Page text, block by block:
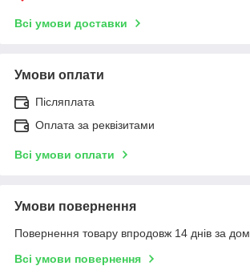
Всі умови доставки
Умови оплати
Післяплата
Оплата за реквізитами
Всі умови оплати
Умови повернення
Повернення товару впродовж 14 днів за
Всі умови повернення